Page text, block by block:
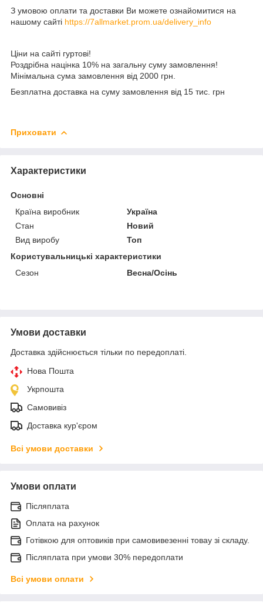
З умовою оплати та доставки Ви можете ознайомитися на
нашому сайті https://7allmarket.prom.ua/delivery_info
Ціни на сайті гуртові!
Роздрібна націнка 10% на загальну суму замовлення!
Мінімальна сума замовлення від 2000 грн.
Безплатна доставка на суму замовлення від 15 тис. грн
Приховати
Характеристики
Основні
Країна виробник
Україна
Стан
Новий
Вид виробу
Топ
Користувальницькі характеристики
Сезон
Весна/Осінь
Умови доставки
Доставка здійснюється тільки по передоплаті.
Нова Пошта
Укрпошта
Самовивіз
Доставка кур'єром
Всі умови доставки
Умови оплати
Післяплата
Оплата на рахунок
Готівкою для оптовиків при самовивезенні товау зі складу.
Післяплата при умови 30% передоплати
Всі умови оплати